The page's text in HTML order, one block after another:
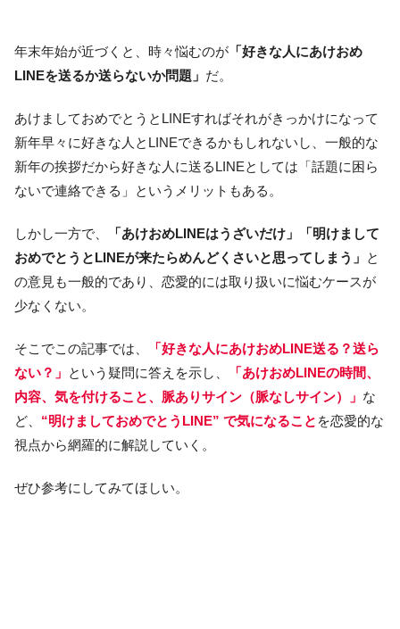
年末年始が近づくと、時々悩むのが 「好きな人にあけおめ
LINEを送るか送らないか問題」 だ。
あけましておめでとうとLINEすればそれがきっかけになって
新年早々に好きな人とLINEできるかもしれないし、一般的な
新年の挨拶だから好きな人に送るLINEとしては「話題に困ら
ないで連絡できる」というメリットもある。
しかし一方で、
「あけおめLINEはうざいだけ」「明けまして
おめでとうとLINEが来たらめんどくさいと思ってしまう」 と
の意見も一般的であり、恋愛的には取り扱いに悩むケースが
少なくない。
そこでこの記事では、
「好きな人にあけおめLINE送る？送ら
ない？」 という疑問に答えを示し、
「あけおめLINEの時間、
内容、気を付けること、脈ありサイン（脈なしサイン）」 な
ど、 “明けましておめでとうLINE” で気になること を恋愛的な
視点から網羅的に解説していく。
ぜひ参考にしてみてほしい。